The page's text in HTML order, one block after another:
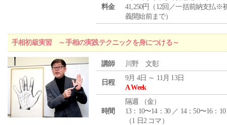
料金
41,250円（12回／一括前納支払※
義開始前まで）
手相初級実習 ～手相の実践テクニックを身につける～
講師 川野 文彰
日程
9月 4日 ～ 11月 13日
A Week
時間
隔週 （金）
13：10〜14：30 ／ 14：50〜16：10
（1 日2 コマ）